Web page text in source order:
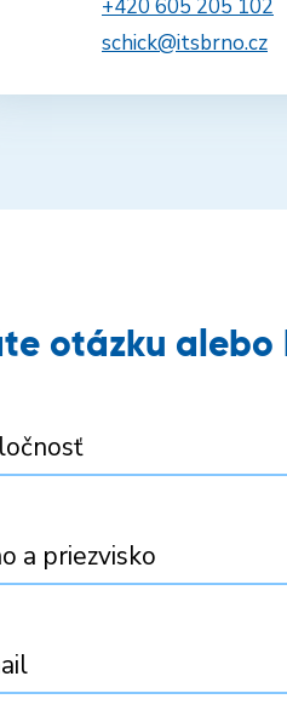
+420 605 205 102
schick@itsbrno.cz
otázku alebo
a priezvisko